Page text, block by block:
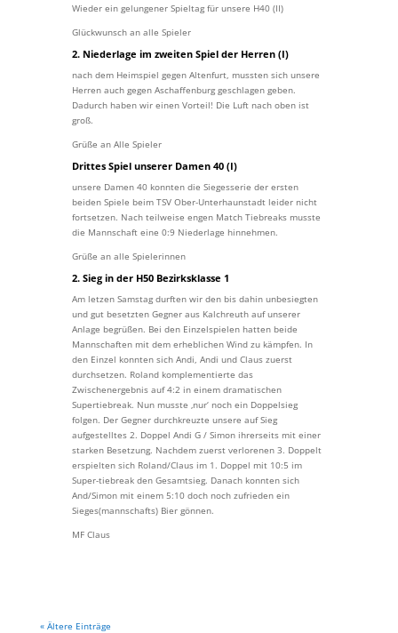
Wieder ein gelungener Spieltag für unsere H40 (II)
Glückwunsch an alle Spieler
2. Niederlage im zweiten Spiel der Herren (I)
nach dem Heimspiel gegen Altenfurt, mussten sich unsere
Herren auch gegen Aschaffenburg geschlagen geben.
Dadurch haben wir einen Vorteil! Die Luft nach oben ist
groß.
Grüße an Alle Spieler
Drittes Spiel unserer Damen 40 (I)
unsere Damen 40 konnten die Siegesserie der ersten
beiden Spiele beim TSV Ober-Unterhaunstadt leider nicht
fortsetzen. Nach teilweise engen Match Tiebreaks musste
die Mannschaft eine 0:9 Niederlage hinnehmen.
Grüße an alle Spielerinnen
2. Sieg in der H50 Bezirksklasse 1
Am letzen Samstag durften wir den bis dahin unbesiegten
und gut besetzten Gegner aus Kalchreuth auf unserer
Anlage begrüßen. Bei den Einzelspielen hatten beide
Mannschaften mit dem erheblichen Wind zu kämpfen. In
den Einzel konnten sich Andi, Andi und Claus zuerst
durchsetzen. Roland komplementierte das
Zwischenergebnis auf 4:2 in einem dramatischen
Supertiebreak. Nun musste ‚nur‘ noch ein Doppelsieg
folgen. Der Gegner durchkreuzte unsere auf Sieg
aufgestelltes 2. Doppel Andi G / Simon ihrerseits mit einer
starken Besetzung. Nachdem zuerst verlorenen 3. Doppelt
erspielten sich Roland/Claus im 1. Doppel mit 10:5 im
Super-tiebreak den Gesamtsieg. Danach konnten sich
And/Simon mit einem 5:10 doch noch zufrieden ein
Sieges(mannschafts) Bier gönnen.
MF Claus
« Ältere Einträge